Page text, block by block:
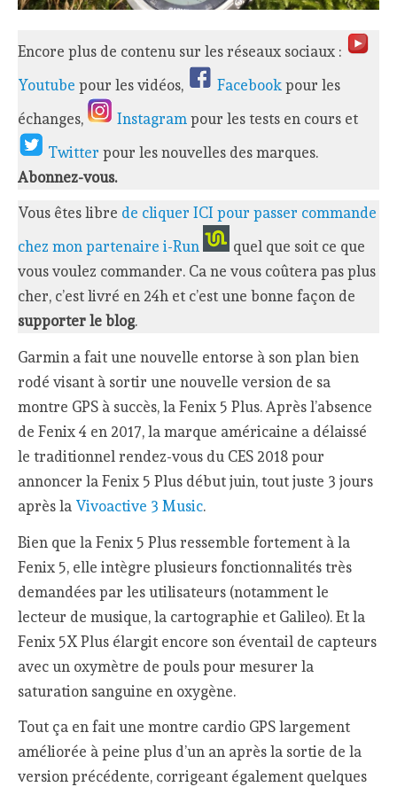
Encore plus de contenu sur les réseaux sociaux :
Youtube pour les vidéos, Facebookpour les
échanges,
Instagrampour les tests en cours et
Twitterpour les nouvelles des marques.
Abonnez-vous.
Vous êtes libre de cliquer ICI pour passer commande
chez mon partenaire i-Run
quel que soit ce que
vous voulez commander. Ca ne vous coûtera pas plus
cher, c’est livré en 24h et c’est une bonne façon de
supporter le blog.
Garmin a fait une nouvelle entorse à son plan bien
rodé visant à sortir une nouvelle version de sa
montre GPS à succès, la Fenix 5 Plus. Après l’absence
de Fenix 4 en 2017, la marque américaine a délaissé
le traditionnel rendez-vous du CES 2018 pour
annoncer la Fenix 5 Plus début juin, tout juste 3 jours
après la Vivoactive 3 Music.
Bien que la Fenix 5 Plus ressemble fortement à la
Fenix 5, elle intègre plusieurs fonctionnalités très
demandées par les utilisateurs (notamment le
lecteur de musique, la cartographie et Galileo). Et la
Fenix 5X Plus élargit encore son éventail de capteurs
avec un oxymètre de pouls pour mesurer la
saturation sanguine en oxygène.
Tout ça en fait une montre cardio GPS largement
améliorée à peine plus d’un an après la sortie de la
version précédente, corrigeant également quelques